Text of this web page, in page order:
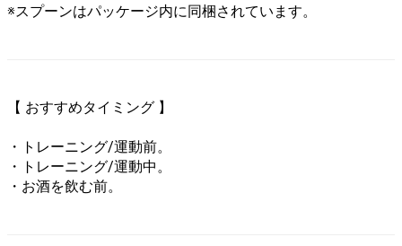
※スプーンはパッケージ内に同梱されています。
【 おすすめタイミング 】
・トレーニング/運動前。
・トレーニング/運動中。
・お酒を飲む前。
クロストレーナー